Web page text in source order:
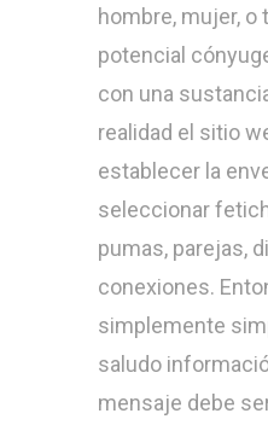
hombre, mujer,
potencial
con una
realidad el sitio
establecer la
seleccionar
pumas, parejas,
conexiones.
simplemente
saludo
mensaje debe